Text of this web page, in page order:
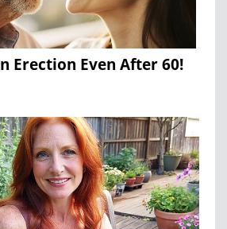
Erection Even After 60!